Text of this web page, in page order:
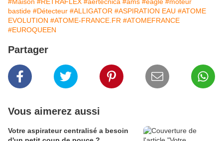
bastide #Détecteur #ALLIGATOR #ASPIRATION EAU #ATOME
EVOLUTION #ATOME-FRANCE.FR #ATOMEFRANCE
#EUROQUEEN
Partager
Vous aimerez aussi
Votre aspirateur centralisé a besoin